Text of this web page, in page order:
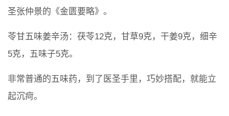
圣张仲景的《金匮要略》。
苓甘五味姜辛汤：茯苓12克，甘草9克，干姜9克，细辛
5克，五味子5克。
非常普通的五味药，到了医圣手里，巧妙搭配，就能立
起沉疴。